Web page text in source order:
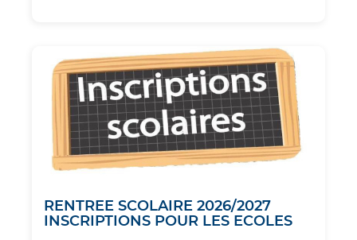
RENTREE SCOLAIRE 2026/2027
INSCRIPTIONS POUR LES ECOLES